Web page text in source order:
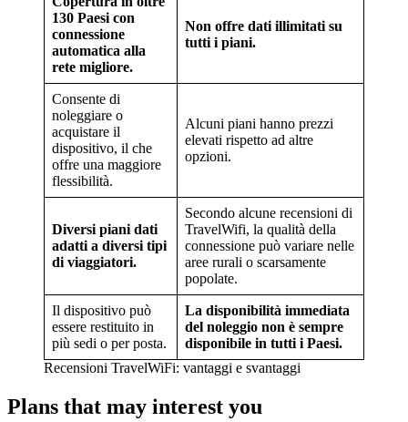
130 Paesi con
connessione
automatica alla
rete migliore.
Non offre dati illimitati su
tutti i piani.
Consente di
noleggiare o
acquistare il
dispositivo, il che
offre una maggiore
flessibilità.
Alcuni piani hanno prezzi
elevati rispetto ad altre
opzioni.
Diversi piani dati
adatti a diversi tipi
di viaggiatori.
Secondo alcune recensioni di
TravelWifi, la qualità della
connessione può variare nelle
aree rurali o scarsamente
popolate.
Il dispositivo può
essere restituito in
più sedi o per posta.
La disponibilità immediata
del noleggio non è sempre
disponibile in tutti i Paesi.
Recensioni TravelWiFi: vantaggi e svantaggi
Plans that may interest you